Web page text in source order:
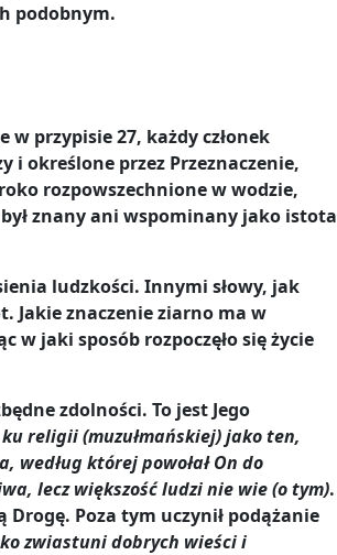
podobnym.
przypisie 27, każdy członek
i określone przez Przeznaczenie,
rozpowszechnione w wodzie,
znany ani wspominany jako istota
ludzkości. Innymi słowy, jak
Jakie znaczenie ziarno ma w
jaki sposób rozpoczęło się życie
zdolności. To jest Jego
religii (muzułmańskiej) jako ten,
której powołał On do
lecz większość ludzi nie wie (o tym).
Drogę. Poza tym uczynił podążanie
zwiastuni dobrych wieści i